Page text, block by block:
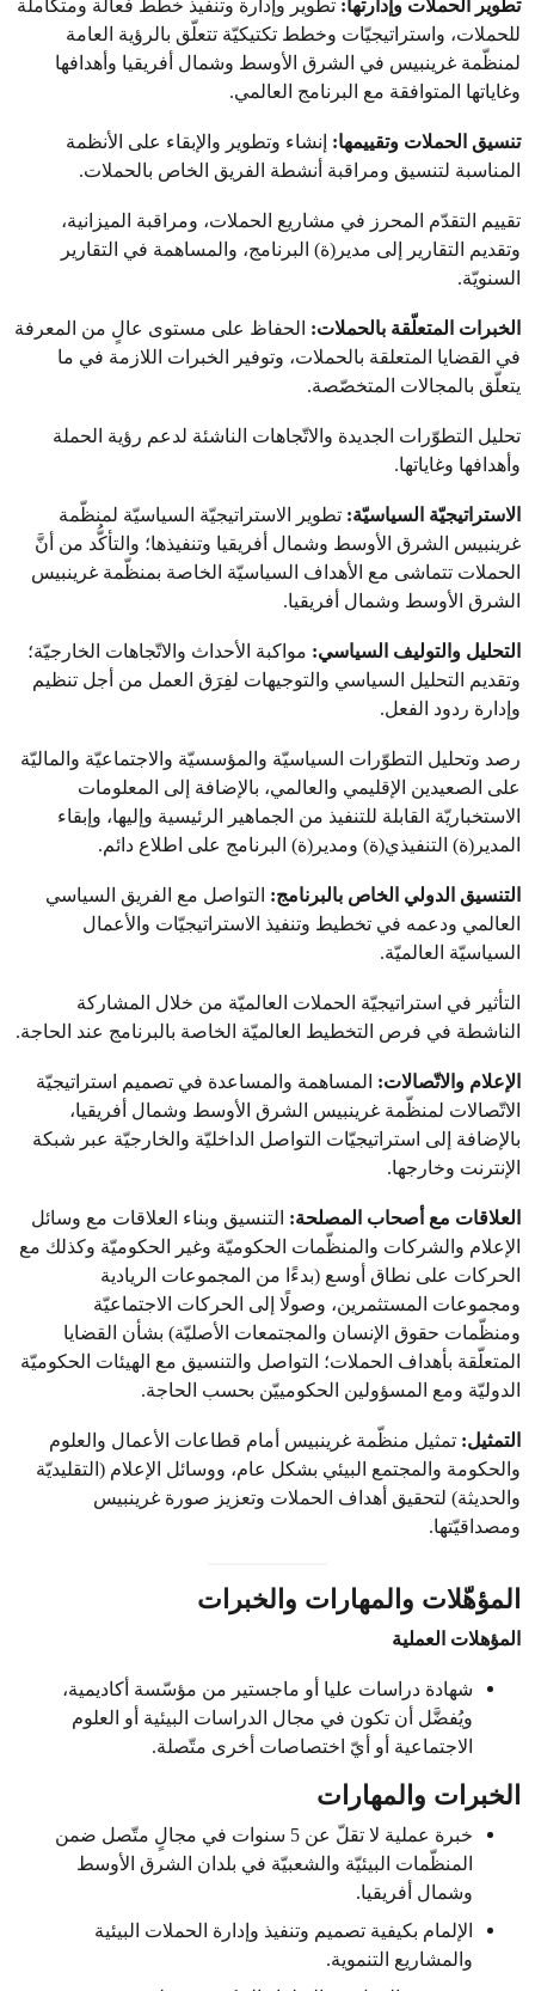
تطوير الحملات وإدارتها: تطوير وإدارة وتنفيذ خطط فعالة ومتكاملة
للحملات، واستراتيجيّات وخطط تكتيكيّة تتعلّق بالرؤية العامة
لمنظّمة غرينبيس في الشرق الأوسط وشمال أفريقيا وأهدافها
وغاياتها المتوافقة مع البرنامج العالمي.
تنسيق الحملات وتقييمها: إنشاء وتطوير والإبقاء على الأنظمة
المناسبة لتنسيق ومراقبة أنشطة الفريق الخاص بالحملات.
تقييم التقدّم المحرز في مشاريع الحملات، ومراقبة الميزانية،
وتقديم التقارير إلى مدير(ة) البرنامج، والمساهمة في التقارير
السنويّة.
الخبرات المتعلّقة بالحملات: الحفاظ على مستوى عالٍ من المعرفة
في القضايا المتعلقة بالحملات، وتوفير الخبرات اللازمة في ما
يتعلّق بالمجالات المتخصّصة.
تحليل التطوّرات الجديدة والاتّجاهات الناشئة لدعم رؤية الحملة
وأهدافها وغاياتها.
الاستراتيجيّة السياسيّة: تطوير الاستراتيجيّة السياسيّة لمنظّمة
غرينبيس الشرق الأوسط وشمال أفريقيا وتنفيذها؛ والتأكُّد من أنَّ
الحملات تتماشى مع الأهداف السياسيّة الخاصة بمنظّمة غرينبيس
الشرق الأوسط وشمال أفريقيا.
التحليل والتوليف السياسي: مواكبة الأحداث والاتّجاهات الخارجيّة؛
وتقديم التحليل السياسي والتوجيهات لفِرَق العمل من أجل تنظيم
وإدارة ردود الفعل.
رصد وتحليل التطوّرات السياسيّة والمؤسسيّة والاجتماعيّة والماليّة
على الصعيدين الإقليمي والعالمي، بالإضافة إلى المعلومات
الاستخباريّة القابلة للتنفيذ من الجماهير الرئيسية وإليها، وإبقاء
المدير(ة) التنفيذي(ة) ومدير(ة) البرنامج على اطلاع دائم.
التنسيق الدولي الخاص بالبرنامج: التواصل مع الفريق السياسي
العالمي ودعمه في تخطيط وتنفيذ الاستراتيجيّات والأعمال
السياسيّة العالميّة.
التأثير في استراتيجيّة الحملات العالميّة من خلال المشاركة
الناشطة في فرص التخطيط العالميّة الخاصة بالبرنامج عند الحاجة.
الإعلام والاتّصالات: المساهمة والمساعدة في تصميم استراتيجيّة
الاتّصالات لمنظّمة غرينبيس الشرق الأوسط وشمال أفريقيا،
بالإضافة إلى استراتيجيّات التواصل الداخليّة والخارجيّة عبر شبكة
الإنترنت وخارجها.
العلاقات مع أصحاب المصلحة: التنسيق وبناء العلاقات مع وسائل
الإعلام والشركات والمنظّمات الحكوميّة وغير الحكوميّة وكذلك مع
الحركات على نطاق أوسع (بدءًا من المجموعات الريادية
ومجموعات المستثمرين، وصولًا إلى الحركات الاجتماعيّة
ومنظّمات حقوق الإنسان والمجتمعات الأصليّة) بشأن القضايا
المتعلّقة بأهداف الحملات؛ التواصل والتنسيق مع الهيئات الحكوميّة
الدوليّة ومع المسؤولين الحكومييّن بحسب الحاجة.
التمثيل: تمثيل منظّمة غرينبيس أمام قطاعات الأعمال والعلوم
والحكومة والمجتمع البيئي بشكل عام، ووسائل الإعلام (التقليديّة
والحديثة) لتحقيق أهداف الحملات وتعزيز صورة غرينبيس
ومصداقيّتها.
المؤهّلات والمهارات والخبرات
المؤهلات العملية
شهادة دراسات عليا أو ماجستير من مؤسّسة أكاديمية،
ويُفضَّل أن تكون في مجال الدراسات البيئية أو العلوم
الاجتماعية أو أيّ اختصاصات أخرى متّصلة.
الخبرات والمهارات
خبرة عملية لا تقلّ عن 5 سنوات في مجالٍ متّصل ضمن
المنظّمات البيئيّة والشعبيّة في بلدان الشرق الأوسط
وشمال أفريقيا.
الإلمام بكيفية تصميم وتنفيذ وإدارة الحملات البيئية
والمشاريع التنموية.